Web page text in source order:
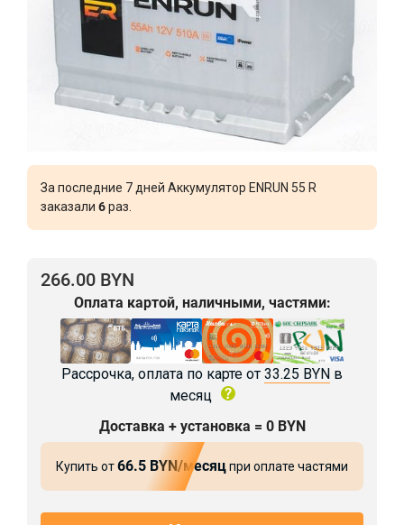
За последние 7 дней Аккумулятор ENRUN 55 R
заказали 6раз.
266.00 BYN
Оплата картой, наличными, частями:
Рассрочка, оплата по карте от 33.25 BYN в
месяц
Доставка + установка = 0 BYN
Купить от66.5 BYN/месяцпри оплате частями